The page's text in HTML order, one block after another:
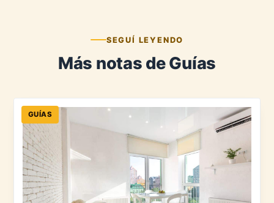
SEGUÍ LEYENDO
Más notas de Guías
GUÍAS